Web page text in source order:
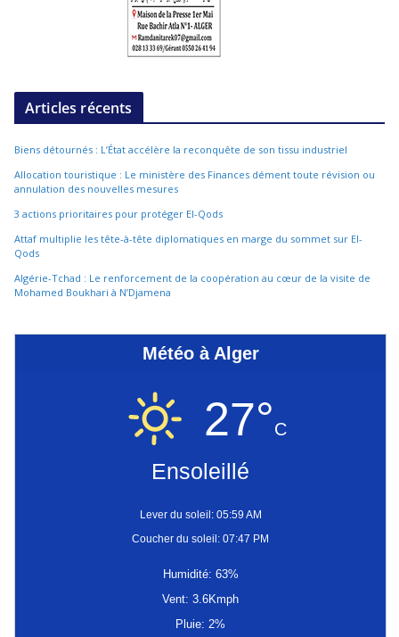
Articles récents
Biens détournés : L’État accélère la reconquête de son tissu industriel
Allocation touristique : Le ministère des Finances dément toute révision ou
annulation des nouvelles mesures
3 actions prioritaires pour protéger El-Qods
Attaf multiplie les tête-à-tête diplomatiques en marge du sommet sur El-
Qods
Algérie-Tchad : Le renforcement de la coopération au cœur de la visite de
Mohamed Boukhari à N’Djamena
Météo à Alger
27°C
Ensoleillé
Lever du soleil: 05:59 AM
Coucher du soleil: 07:47 PM
Humidité: 63%
Vent: 3.6Kmph
Pluie: 2%